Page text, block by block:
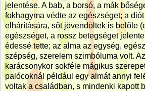
jelentése. A bab, a borsó, a mák
fokhagyma védte az egészséget; a
elhárítására, sőt jövendöltek is belőle
egészséget, a rossz betegséget
édessé tette; az alma az egység,
szépség, szerelem szimbóluma volt.
karácsonykor sokféle mágikus
palócoknál például egy almát annyi
voltak a családban, s mindenki kapott